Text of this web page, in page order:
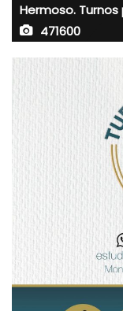
Hermoso.
471600